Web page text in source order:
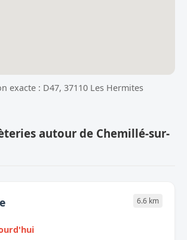
exacte : D47, 37110 Les Hermites
autour de Chemillé-sur-
6.6 km